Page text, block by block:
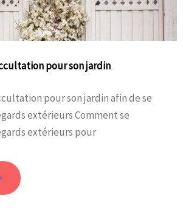
pour son jardin
pour son jardin afin de se
extérieurs Comment se
extérieurs pour